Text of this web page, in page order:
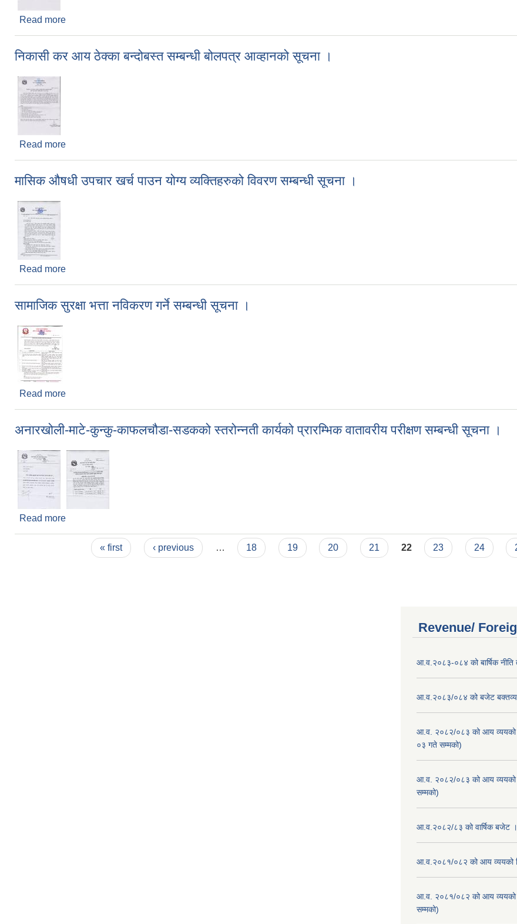
Read more
निकासी कर आय ठेक्का बन्दोबस्त सम्बन्धी बोलपत्र आव्हानको सूचना ।
Read more
मासिक औषधी उपचार खर्च पाउन योग्य व्यक्तिहरुको विवरण सम्बन्धी सूचना ।
Read more
सामाजिक सुरक्षा भत्ता नविकरण गर्ने सम्बन्धी सूचना ।
Read more
अनारखोली-माटे-कुन्कु-काफलचौडा-सडकको स्तरोन्नती कार्यको प्रारम्भिक वातावरीय परीक्षण सम्बन्धी सूचना ।
Read more
« first ‹ previous … 18 19 20 21 22 23 24
Revenue/
आ.व.२०८३-०८४ को बार्षिक नीति
आ.व.२०८३/०८४ को बजेट
आ.व. २०८२/०८३ को आय व्ययको
०३ गते सम्मको)
आ.व. २०८२/०८३ को आय व्ययको
सम्मको)
आ.व.२०८२/८३ को वार्षिक बजेट ।
आ.व.२०८१/०८२ को आय व्ययको
आ.व. २०८१/०८२ को आय व्ययको
सम्मको)